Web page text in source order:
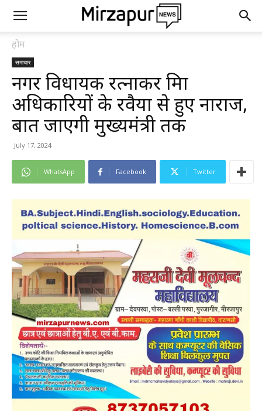
होम
समाचार
नगर विधायक रत्नाकर मिश्रा
अधिकारियों के रवैया से हुए नाराज,
बात जाएगी मुख्यमंत्री तक
July 17, 2024
WhatsApp Facebook Twitter